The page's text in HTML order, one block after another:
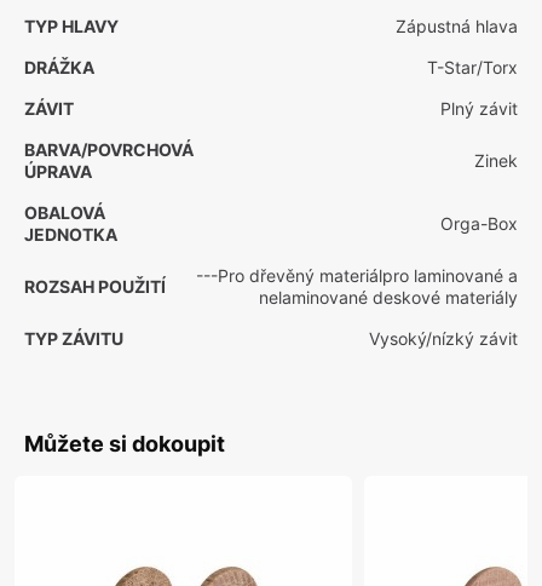
TYP HLAVY
Zápustná hlava
DRÁŽKA
T-Star/Torx
ZÁVIT
Plný závit
BARVA/POVRCHOVÁ
ÚPRAVA
Zinek
OBALOVÁ
JEDNOTKA
Orga-Box
ROZSAH POUŽITÍ
---Pro dřevěný materiálpro laminované a
nelaminované deskové materiály
TYP ZÁVITU
Vysoký/nízký závit
Můžete si dokoupit